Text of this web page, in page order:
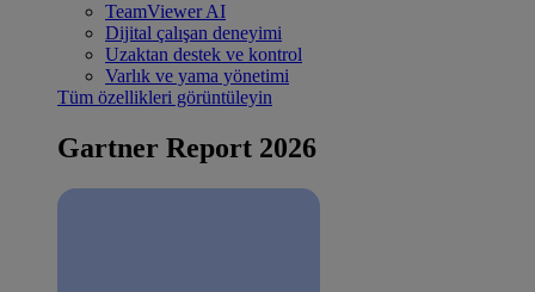
TeamViewer AI
Dijital çalışan deneyimi
Uzaktan destek ve kontrol
Varlık ve yama yönetimi
Tüm özellikleri görüntüleyin
Gartner Report 2026